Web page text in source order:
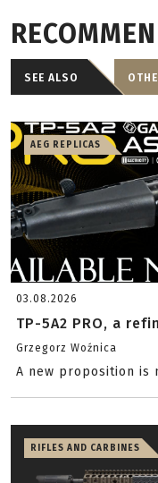
SEE ALSO
AEG REPLICAS
03.08.2026
TP-5A2 PRO, a
Grzegorz Woźnica
A new proposition is
RIFLES AND CARBINES